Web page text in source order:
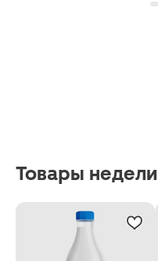
Товары недели